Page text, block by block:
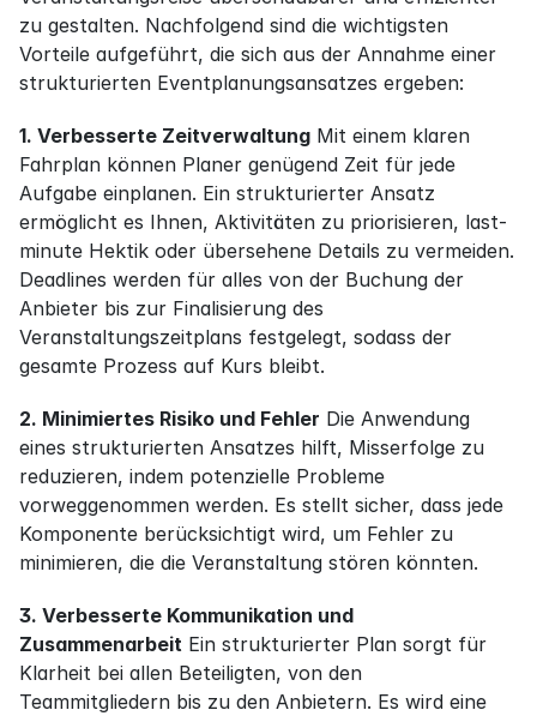
zu gestalten. Nachfolgend sind die wichtigsten
Vorteile aufgeführt, die sich aus der Annahme einer
strukturierten Eventplanungsansatzes ergeben:
1. Verbesserte Zeitverwaltung Mit einem klaren
Fahrplan können Planer genügend Zeit für jede
Aufgabe einplanen. Ein strukturierter Ansatz
ermöglicht es Ihnen, Aktivitäten zu priorisieren, last-
minute Hektik oder übersehene Details zu vermeiden.
Deadlines werden für alles von der Buchung der
Anbieter bis zur Finalisierung des
Veranstaltungszeitplans festgelegt, sodass der
gesamte Prozess auf Kurs bleibt.
2. Minimiertes Risiko und Fehler Die Anwendung
eines strukturierten Ansatzes hilft, Misserfolge zu
reduzieren, indem potenzielle Probleme
vorweggenommen werden. Es stellt sicher, dass jede
Komponente berücksichtigt wird, um Fehler zu
minimieren, die die Veranstaltung stören könnten.
3. Verbesserte Kommunikation und
Zusammenarbeit Ein strukturierter Plan sorgt für
Klarheit bei allen Beteiligten, von den
Teammitgliedern bis zu den Anbietern. Es wird eine